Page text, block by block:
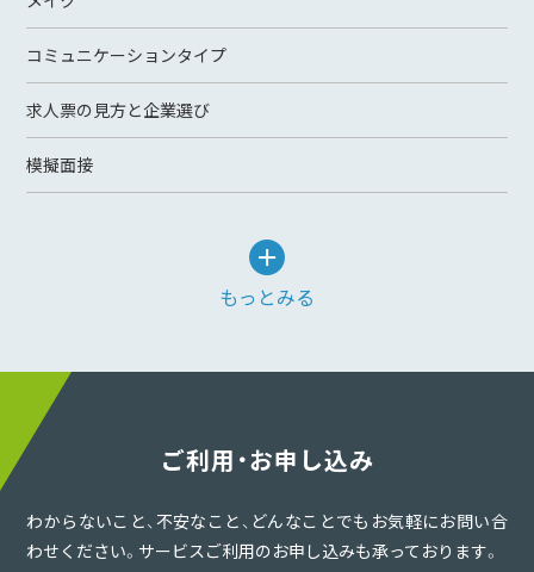
コミュニケーションタイプ
求人票の見方と企業選び
模擬面接
もっとみる
ご利用・お申し込み
わからないこと、不安なこと、どんなことでもお気軽にお問い合
わせください。サービスご利用のお申し込みも承っております。